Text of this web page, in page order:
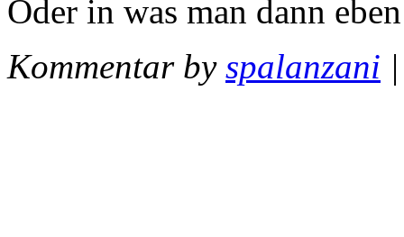
Oder in was man dann
Kommentar by spalanzani